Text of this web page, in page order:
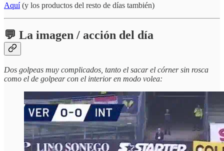
Aquí(y los productos del resto de días también)
💬 La imagen / acción del día
Dos golpeas muy complicados, tanto el sacar el córner sin rosca
como el de golpear con el interior en modo volea: